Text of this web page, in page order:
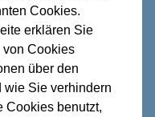
Cookies.
erklären Sie
von Cookies
über den
wie Sie verhindern
Cookies benutzt,
Markt 9, 15755 Teupitz,